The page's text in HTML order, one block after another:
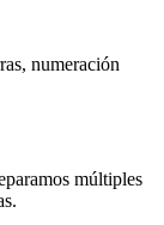
numeración
múltiples